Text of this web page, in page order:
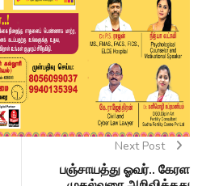
Next Post
பஞ்சாயத்து ஓவர்.. கேரள